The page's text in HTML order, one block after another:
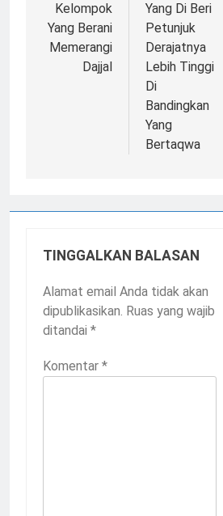
pos
Kelompok
Yang Berani
Memerangi
Dajjal
Yang Di Beri
Petunjuk
Derajatnya
Lebih Tinggi
Di
Bandingkan
Yang
Bertaqwa
TINGGALKAN BALASAN
Alamat email Anda tidak akan
dipublikasikan. Ruas yang wajib
ditandai *
Komentar *